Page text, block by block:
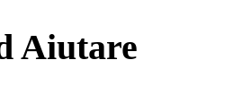
Aiutare